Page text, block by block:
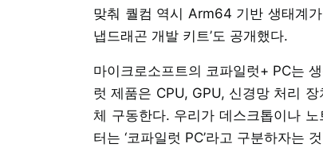
맞춰 퀄컴 역시 Arm64 기반 생태계
냅드래곤 개발 키트’도 공개했다.
마이크로소프트의 코파일럿+ PC는
럿 제품은 CPU, GPU, 신경망 처리
체 구동한다. 우리가 데스크톱이나 노
터는 ‘코파일럿 PC’라고 구분하자는